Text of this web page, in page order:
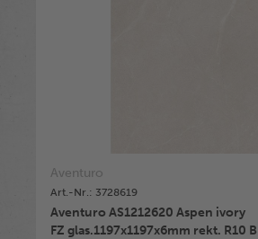
Aventuro
Art.-Nr.: 3728619
Aventuro AS1212620 Aspen ivory
FZ glas.1197x1197x6mm rekt. R10 B